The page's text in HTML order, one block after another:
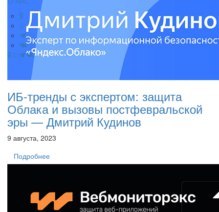
ИБ-тренды с экспертом: защита
Облака и вызовы постфевральской
эры — Дмитрий Кудинов
9 августа, 2023
Подробнее